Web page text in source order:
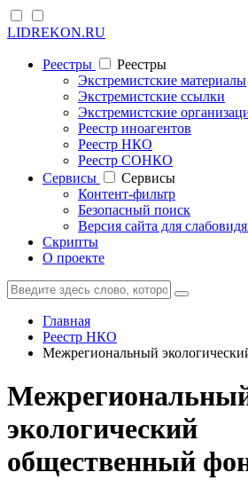
LIDREKON.RU
Реестры
Реестры
Экстремистские материалы
Экстремистские ссылки
Экстремистские
Реестр иноагентов
Реестр НКО
Реестр СОНКО
Cервисы
Cервисы
Контент-фильтр
Безопасный поиск
Версия сайта для
Скрипты
О проекте
Главная
Реестр НКО
Межрегиональный
экологический
общественный